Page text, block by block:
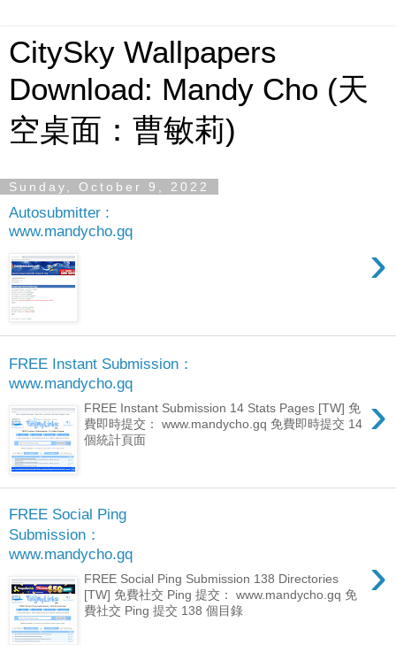
CitySky Wallpapers
Download: Mandy Cho (天
空桌面：曹敏莉)
Sunday, October 9, 2022
Autosubmitter :
www.mandycho.gq
›
FREE Instant Submission：
www.mandycho.gq
›
FREE Instant Submission 14 Stats Pages [TW] 免
費即時提交： www.mandycho.gq 免費即時提交 14
個統計頁面
FREE Social Ping
Submission：
www.mandycho.gq
›
FREE Social Ping Submission 138 Directories
[TW] 免費社交 Ping 提交： www.mandycho.gq 免
費社交 Ping 提交 138 個目錄